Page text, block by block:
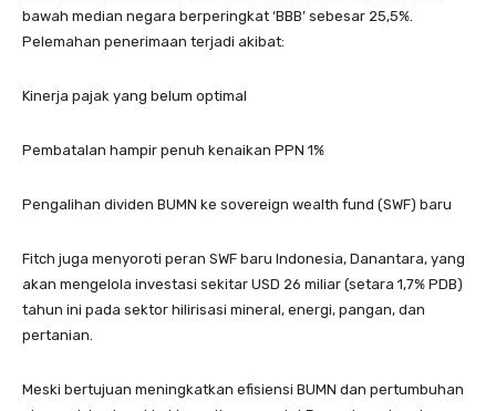
bawah median negara berperingkat ‘BBB’ sebesar 25,5%.
Pelemahan penerimaan terjadi akibat:
Kinerja pajak yang belum optimal
Pembatalan hampir penuh kenaikan PPN 1%
Pengalihan dividen BUMN ke sovereign wealth fund (SWF) baru
Fitch juga menyoroti peran SWF baru Indonesia, Danantara, yang
akan mengelola investasi sekitar USD 26 miliar (setara 1,7% PDB)
tahun ini pada sektor hilirisasi mineral, energi, pangan, dan
pertanian.
Meski bertujuan meningkatkan efisiensi BUMN dan pertumbuhan